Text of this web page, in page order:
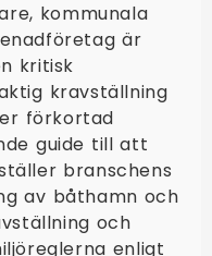
kommunala
är
kritisk
kravställning
förkortad
guide till att
branschens
av båthamn och
och
enligt